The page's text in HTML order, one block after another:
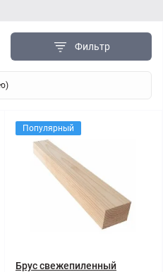
Фильтр
Популярный
Брус свежепиленный